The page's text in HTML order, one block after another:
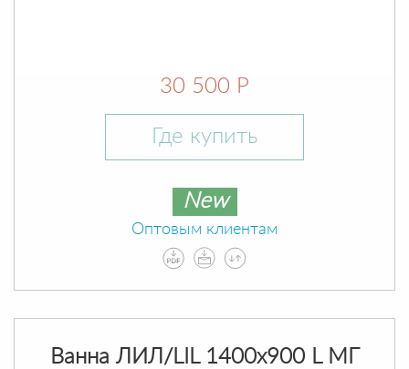
30 500 Р
Где купить
New
Оптовым клиентам
Ванна ЛИЛ/LIL 1400х900 L МГ